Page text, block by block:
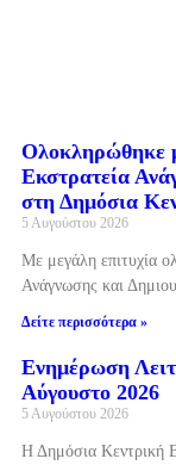
Ολοκληρώθηκε
Εκστρατεία
στη Δημόσια
5 Αυγούστου 2026
Με μεγάλη επιτυχία
Ανάγνωσης και
Δείτε περισσότερα »
Ενημέρωση
Αύγουστο 2026
5 Αυγούστου 2026
Η Δημόσια Κεντρική